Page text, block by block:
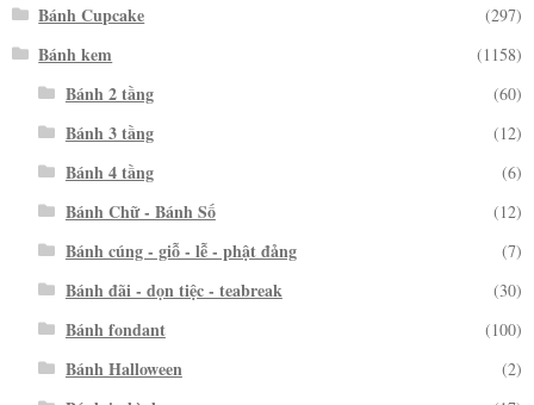
Bánh Cupcake (297)
Bánh kem (1158)
Bánh 2 tầng (60)
Bánh 3 tầng (12)
Bánh 4 tầng (6)
Bánh Chữ - Bánh Số (12)
Bánh cúng - giỗ - lễ - phật đảng (7)
Bánh đãi - dọn tiệc - teabreak (30)
Bánh fondant (100)
Bánh Halloween (2)